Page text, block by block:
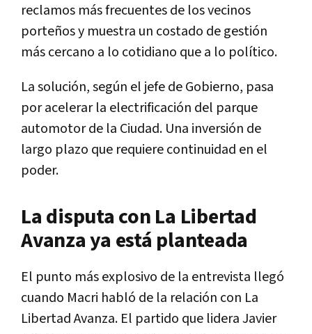
reclamos más frecuentes de los vecinos
porteños y muestra un costado de gestión
más cercano a lo cotidiano que a lo político.
La solución, según el jefe de Gobierno, pasa
por acelerar la electrificación del parque
automotor de la Ciudad. Una inversión de
largo plazo que requiere continuidad en el
poder.
La disputa con La Libertad
Avanza ya está planteada
El punto más explosivo de la entrevista llegó
cuando Macri habló de la relación con La
Libertad Avanza. El partido que lidera Javier